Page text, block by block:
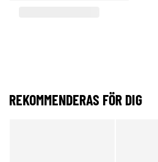
REKOMMENDERAS FÖR DIG